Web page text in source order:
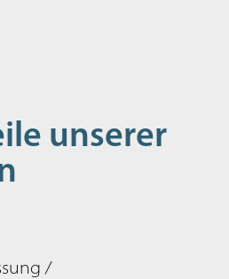
unserer
/